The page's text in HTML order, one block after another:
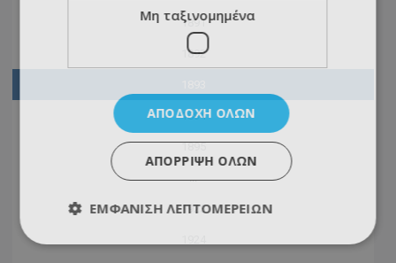
1891
1892
1894
1895
...
1923
Μη ταξινομημένα
ΑΠΟΔΟΧΉ ΌΛΩΝ
ΑΠΌΡΡΙΨΗ ΌΛΩΝ
ΕΜΦΆΝΙΣΗ ΛΕΠΤΟΜΕΡΕΙΏΝ